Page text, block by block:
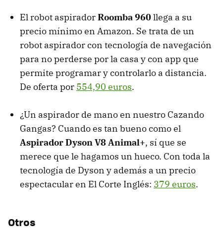
El robot aspiradorRoomba 960llega a su
precio mínimo en Amazon. Se trata de un
robot aspirador con tecnología de navegación
para no perderse por la casa y con app que
permite programar y controlarlo a distancia.
De oferta por 554,90 euros.
¿Un aspirador de mano en nuestro Cazando
Gangas? Cuando es tan bueno como el
Aspirador Dyson V8 Animal+, sí que se
merece que le hagamos un hueco. Con toda la
tecnología de Dyson y además a un precio
espectacular en El Corte Inglés: 379 euros.
Otros